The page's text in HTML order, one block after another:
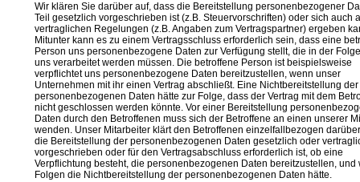
Wir klären Sie darüber auf, dass die Bereitstellung personenbezogener
Teil gesetzlich vorgeschrieben ist (z.B. Steuervorschriften) oder sich auch
vertraglichen Regelungen (z.B. Angaben zum Vertragspartner) ergeben
Mitunter kann es zu einem Vertragsschluss erforderlich sein, dass eine
Person uns personenbezogene Daten zur Verfügung stellt, die in der
uns verarbeitet werden müssen. Die betroffene Person ist beispielsweise
verpflichtet uns personenbezogene Daten bereitzustellen, wenn unser
Unternehmen mit ihr einen Vertrag abschließt. Eine Nichtbereitstellung der
personenbezogenen Daten hätte zur Folge, dass der Vertrag mit dem
nicht geschlossen werden könnte. Vor einer Bereitstellung
Daten durch den Betroffenen muss sich der Betroffene an einen unserer
wenden. Unser Mitarbeiter klärt den Betroffenen einzelfallbezogen
die Bereitstellung der personenbezogenen Daten gesetzlich oder
vorgeschrieben oder für den Vertragsabschluss erforderlich ist, ob eine
Verpflichtung besteht, die personenbezogenen Daten bereitzustellen, und
Folgen die Nichtbereitstellung der personenbezogenen Daten hätte.